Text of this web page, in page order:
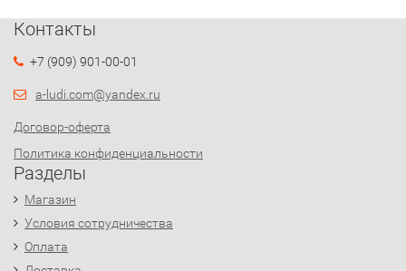
Контакты
+7 (909) 901-00-01
a-ludi.com@yandex.ru
Договор-оферта
Политика конфиденциальности
Разделы
Магазин
Условия сотрудничества
Оплата